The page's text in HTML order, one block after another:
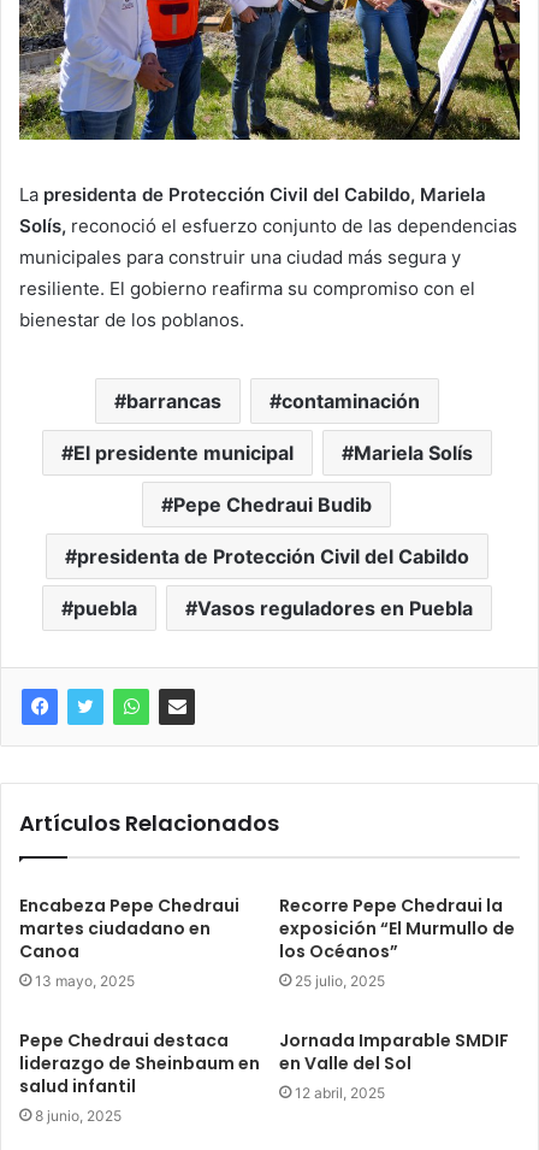
La presidenta de Protección Civil del Cabildo, Mariela
Solís, reconoció el esfuerzo conjunto de las dependencias
municipales para construir una ciudad más segura y
resiliente. El gobierno reafirma su compromiso con el
bienestar de los poblanos.
barrancas contaminación
El presidente municipal Mariela Solís
Pepe Chedraui Budib
presidenta de Protección Civil del Cabildo
puebla Vasos reguladores en Puebla
Artículos Relacionados
Encabeza Pepe Chedraui
martes ciudadano en
Canoa
13 mayo, 2025
Recorre Pepe Chedraui la
exposición “El Murmullo de
los Océanos”
25 julio, 2025
Pepe Chedraui destaca
liderazgo de Sheinbaum en
salud infantil
8 junio, 2025
Jornada Imparable SMDIF
en Valle del Sol
12 abril, 2025